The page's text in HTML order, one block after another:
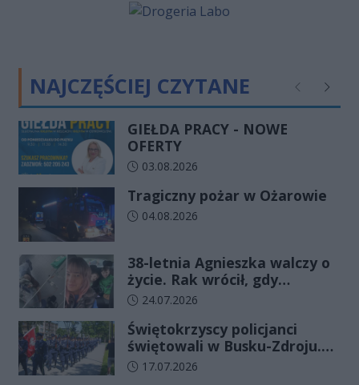
NAJCZĘŚCIEJ CZYTANE Poprzednie
GIEŁDA PRACY - NOWE
OFERTY
Data dodania artykułu:
03.08.2026
Tragiczny pożar w Ożarowie
Data dodania artykułu:
04.08.2026
38-letnia Agnieszka walczy o
życie. Rak wrócił, gdy
wydawało się, że najgorsze
Data dodania artykułu:
24.07.2026
Świętokrzyscy policjanci
świętowali w Busku-Zdroju.
Czterdziestu nowych
Data dodania artykułu:
17.07.2026